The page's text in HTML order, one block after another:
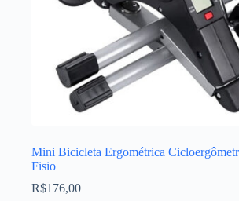
Mini Bicicleta Ergométrica
Fisio
R$176,00